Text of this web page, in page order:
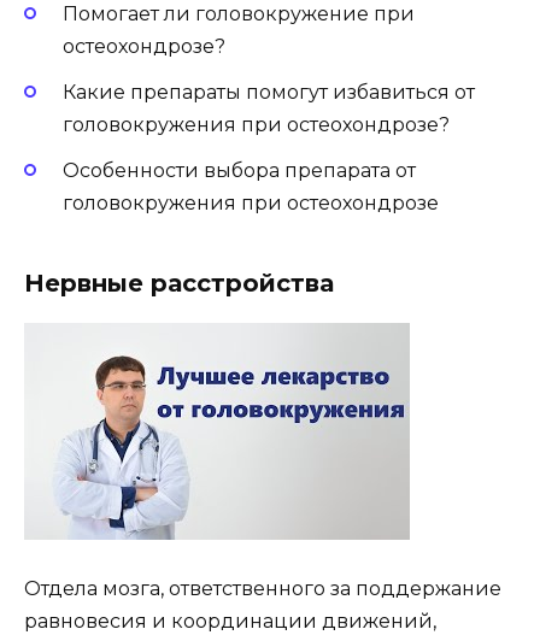
Помогает ли головокружение при
остеохондрозе?
Какие препараты помогут избавиться от
головокружения при остеохондрозе?
Особенности выбора препарата от
головокружения при остеохондрозе
Нервные расстройства
Отдела мозга, ответственного за поддержание
равновесия и координации движений,